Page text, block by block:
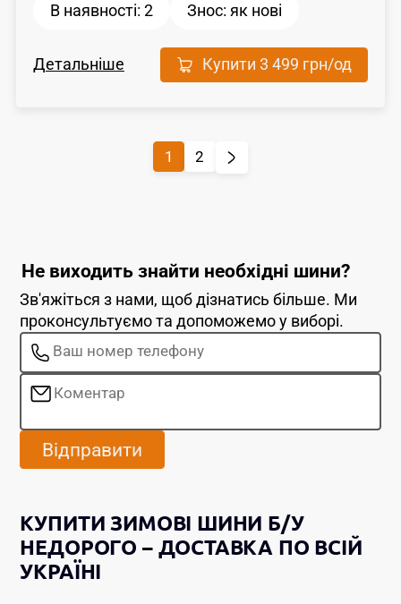
В наявності: 2 Знос: як новi
Детальніше Купити3 499 грн/од
1 2
Не виходить знайти необхідні шини?
Зв'яжіться з нами, щоб дізнатись більше. Ми
проконсультуємо та допоможемо у виборі.
Відправити
КУПИТИ ЗИМОВІ ШИНИ Б/У
НЕДОРОГО – ДОСТАВКА ПО ВСІЙ
УКРАЇНІ